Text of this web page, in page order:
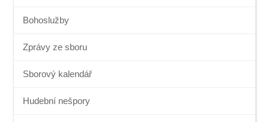
Bohoslužby
Zprávy ze sboru
Sborový kalendář
Hudební nešpory